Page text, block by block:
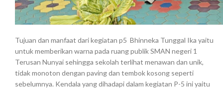
Tujuan dan manfaat dari kegiatan p5 Bhinneka Tunggal Ika yaitu
untuk memberikan warna pada ruang publik SMAN negeri 1
Terusan Nunyai sehingga sekolah terlihat menawan dan unik,
tidak monoton dengan paving dan tembok kosong seperti
sebelumnya. Kendala yang dihadapi dalam kegiatan P-5 ini yaitu